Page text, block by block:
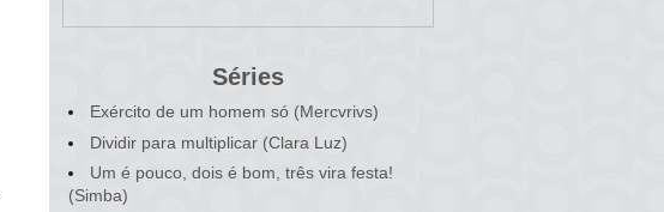
Séries
Exército de um homem só (Mercvrivs)
Dividir para multiplicar (Clara Luz)
Um é pouco, dois é bom, três vira festa!
(Simba)